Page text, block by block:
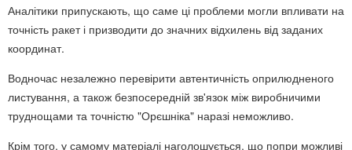
Аналітики припускають, що саме ці проблеми могли впливати на
точність ракет і призводити до значних відхилень від заданих
координат.
Водночас незалежно перевірити автентичність оприлюдненого
листування, а також безпосередній зв'язок між виробничими
труднощами та точністю "Орєшніка" наразі неможливо.
Крім того, у самому матеріалі наголошується, що попри можливі